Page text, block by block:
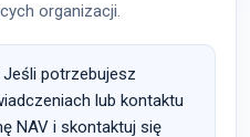
organizacji.
Jeśli potrzebujesz
lub kontaktu
NAV i skontaktuj się